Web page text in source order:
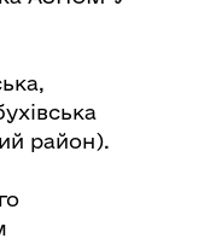
район).